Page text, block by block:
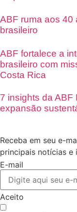
ABF ruma aos 40
brasileiro
ABF fortalece a
brasileiro com
Costa Rica
7 insights da
expansão
Receba em seu e-
principais notícias e
E-mail
Aceito